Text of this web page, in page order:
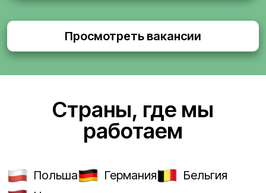
Просмотреть вакансии
Страны, где мы
работаем
Польша Германия
Бельгия